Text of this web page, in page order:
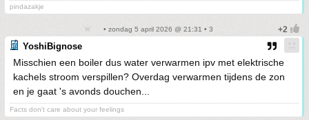
pindazakje
• zondag 5 april 2026 @ 21:31 • 3
YoshiBignose
Misschien een boiler dus water verwarmen ipv met elektrische
kachels stroom verspillen? Overdag verwarmen tijdens de zon
en je gaat 's avonds douchen...
Facts don't care about your feelings